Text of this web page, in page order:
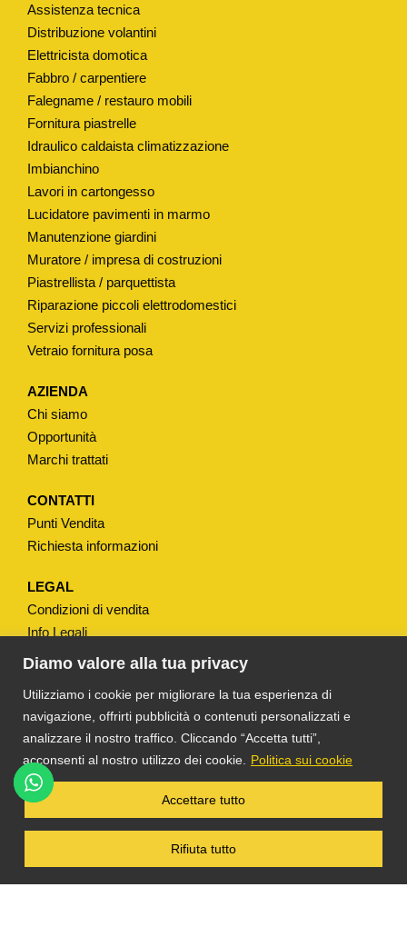
Diamo valore alla tua privacy
Utilizziamo i cookie per migliorare la tua esperienza di
navigazione, offrirti pubblicità o contenuti personalizzati e
analizzare il nostro traffico. Cliccando “Accetta tutti”,
acconsenti al nostro utilizzo dei cookie.
Politica sui cookie
Rifiuta tutto
Accettare tutto
A
R
A
E
V
V
O
L
A
q
u
a
Assistenza tecnica
Distribuzione volantini
Elettricista domotica
Fabbro / carpentiere
Falegname / restauro mobili
Fornitura piastrelle
Idraulico caldaista climatizzazione
Imbianchino
Lavori in cartongesso
Lucidatore pavimenti in marmo
Manutenzione giardini
Muratore / impresa di costruzioni
Piastrellista / parquettista
Riparazione piccoli elettrodomestici
Servizi professionali
Vetraio fornitura posa
AZIENDA
Chi siamo
Opportunità
Marchi trattati
CONTATTI
Punti Vendita
Richiesta informazioni
LEGAL
Condizioni di vendita
Info Legali
Note Legali
TS DACOM
S.R.L. UNIPERSONALE P. IVA
03055900231 © COPYRIGHT 2025 TUTTI I